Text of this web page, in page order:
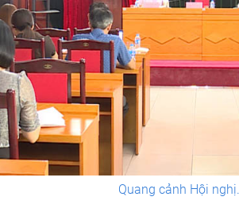
Quang cảnh Hội nghị.